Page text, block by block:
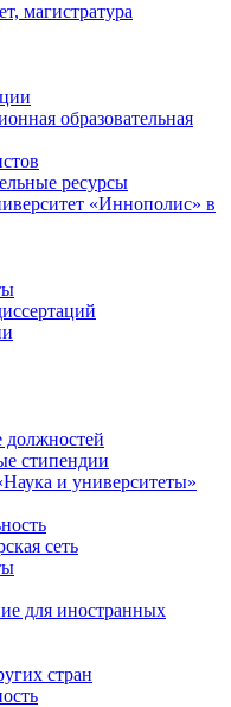
магистратура
образовательная
ресурсы
«Иннополис» в
стипендии
и университеты»
сеть
для иностранных
стран